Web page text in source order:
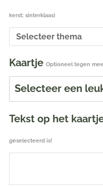
kerst; sinterklaas)
Kaartje Optioneel tegen
Selecteer een
Tekst op het
geselecteerd is!